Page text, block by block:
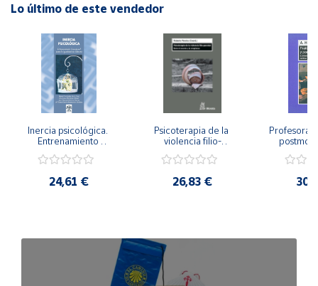
Lo último de este vendedor
Inercia psicológica.
Entrenamiento
Igualdad de Género.
24,61 €
Psicoterapia de la
violencia filio-
secreto y la
26,83 €